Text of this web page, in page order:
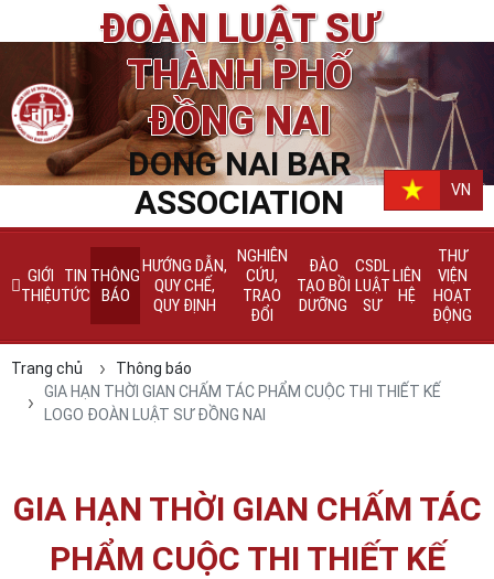
ĐOÀN LUẬT SƯ
THÀNH PHỐ
ĐỒNG NAI
DONG NAI BAR
ASSOCIATION
VN
GIỚI
THIỆU
TIN
TỨC
THÔNG
BÁO
HƯỚNG DẪN,
QUY CHẾ,
QUY ĐỊNH
NGHIÊN
CỨU,
TRAO
ĐỔI
ĐÀO
TẠO BỒI
DƯỠNG
CSDL
LUẬT
SƯ
LIÊN
HỆ
THƯ
VIỆN
HOẠT
ĐỘNG
Trang chủ
Thông báo
GIA HẠN THỜI GIAN CHẤM TÁC PHẨM CUỘC THI THIẾT KẾ
LOGO ĐOÀN LUẬT SƯ ĐỒNG NAI
GIA HẠN THỜI GIAN CHẤM TÁC
PHẨM CUỘC THI THIẾT KẾ